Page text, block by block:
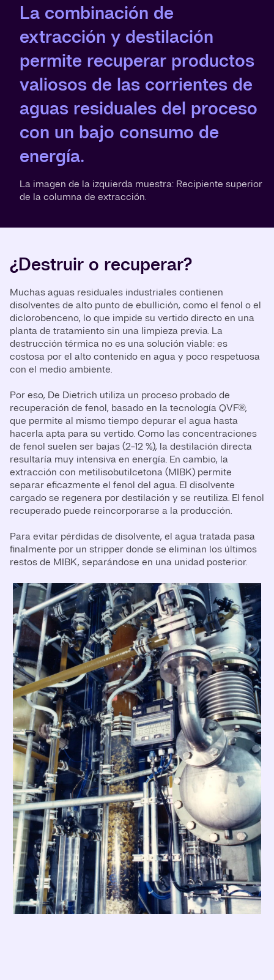
La combinación de
extracción y destilación
permite recuperar productos
valiosos de las corrientes de
aguas residuales del proceso
con un bajo consumo de
energía.
La imagen de la izquierda muestra: Recipiente superior
de la columna de extracción.
¿Destruir o recuperar?
Muchas aguas residuales industriales contienen
disolventes de alto punto de ebullición, como el fenol o el
diclorobenceno, lo que impide su vertido directo en una
planta de tratamiento sin una limpieza previa. La
destrucción térmica no es una solución viable: es
costosa por el alto contenido en agua y poco respetuosa
con el medio ambiente.
Por eso, De Dietrich utiliza un proceso probado de
recuperación de fenol, basado en la tecnología QVF®,
que permite al mismo tiempo depurar el agua hasta
hacerla apta para su vertido. Como las concentraciones
de fenol suelen ser bajas (2-12 %), la destilación directa
resultaría muy intensiva en energía. En cambio, la
extracción con metilisobutilcetona (MIBK) permite
separar eficazmente el fenol del agua. El disolvente
cargado se regenera por destilación y se reutiliza. El fenol
recuperado puede reincorporarse a la producción.
Para evitar pérdidas de disolvente, el agua tratada pasa
finalmente por un stripper donde se eliminan los últimos
restos de MIBK, separándose en una unidad posterior.